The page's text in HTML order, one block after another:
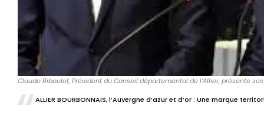
Claude Riboulet, Président du Conseil départemental de l’Allier, présente
ALLIER BOURBONNAIS, l’Auvergne d’azur et d’or : Une marque